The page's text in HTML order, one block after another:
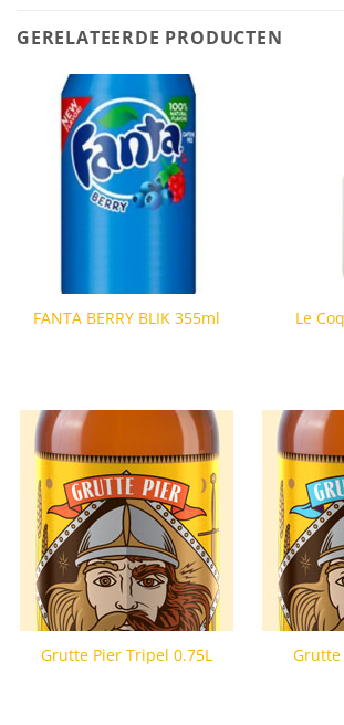
GERELATEERDE PRODUCTEN
FANTA BERRY BLIK 355ml
Le
Grutte Pier Tripel 0.75L Grutte